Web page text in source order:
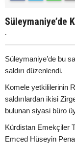
Süleymaniye’de
.
Süleymaniye’de bu
saldırı düzenlendi.
Komele yetkililerinin
saldırılardan ikisi
bulunan siyasi büro
Kürdistan Emekçiler
Emced Hüseyin